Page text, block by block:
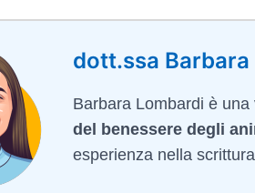
dott.ssa
Barbara Lombardi è
del benessere degli
esperienza nella